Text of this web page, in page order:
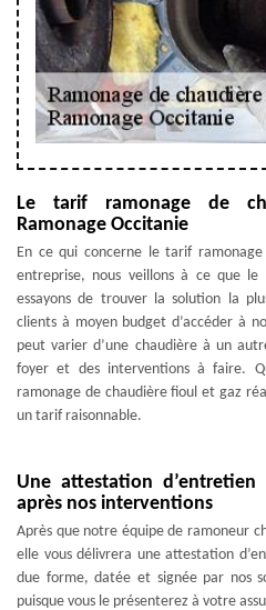
Le tarif ramonage de
Ramonage Occitanie
En ce qui concerne le tarif
entreprise, nous veillons à ce que
essayons de trouver la solution la
clients à moyen budget d’accéder à
peut varier d’une chaudière à un
foyer et des interventions à faire.
ramonage de chaudière fioul et gaz
un tarif raisonnable.
Une attestation
après nos interventions
Après que notre équipe de ramoneur
elle vous délivrera une attestation
due forme, datée et signée par nos
puisque vous le présenterez à votre